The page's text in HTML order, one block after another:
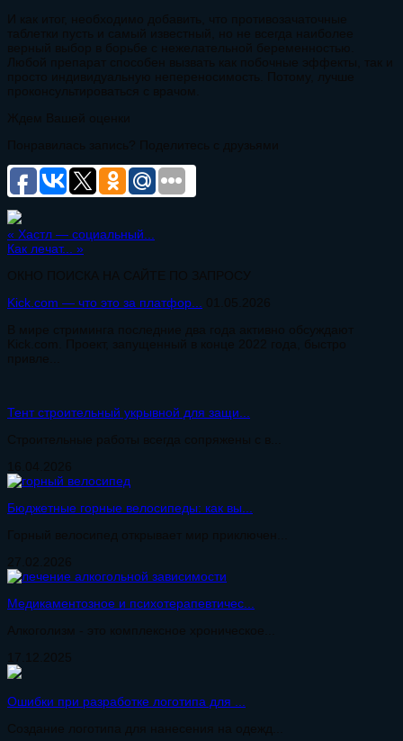
И как итог, необходимо добавить, что противозачаточные
таблетки пусть и самый известный, но не всегда наиболее
верный выбор в борьбе с нежелательной беременностью.
Любой препарат способен вызвать как побочные эффекты, так и
просто индивидуальную непереносимость. Потому, лучше
проконсультироваться с врачом.
Ждем Вашей оценки
Понравилась запись? Поделитесь с друзьями
« Хастл — социальный...
Как лечат... »
ОКНО ПОИСКА НА САЙТЕ ПО ЗАПРОСУ
Kick.com — что это за платфор...
01.05.2026
В мире стриминга последние два года активно обсуждают
Kick.com. Проект, запущенный в конце 2022 года, быстро
привле...
Тент строительный укрывной для защи...
Строительные работы всегда сопряжены с в...
16.04.2026
Бюджетные горные велосипеды: как вы...
Горный велосипед открывает мир приключен...
27.02.2026
Медикаментозное и психотерапевтичес...
Алкоголизм - это комплексное хроническое...
17.12.2025
Ошибки при разработке логотипа для ...
Создание логотипа для нанесения на одежд...